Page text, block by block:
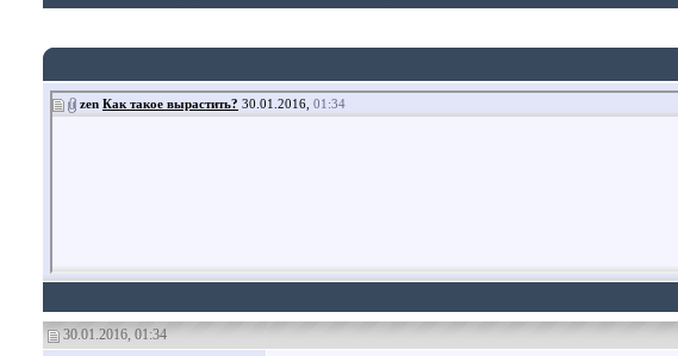
zen Как такое вырастить? 30.01.2016, 01:34
30.01.2016, 01:34